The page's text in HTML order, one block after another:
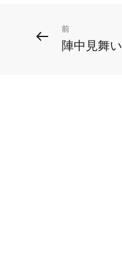
投
前
の
前
陣中見舞い